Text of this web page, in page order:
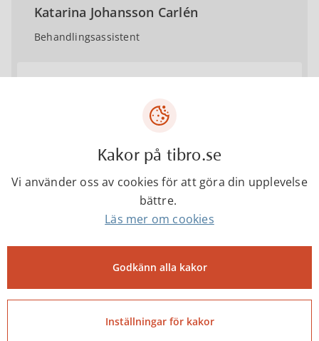
Katarina Johansson Carlén
Behandlingsassistent
Socialförvaltningen
0504-180 00 (Växeln)
Kakor på tibro.se
Vi använder oss av cookies för att göra din upplevelse
bättre.
Läs mer om cookies
Godkänn alla kakor
Inställningar för kakor